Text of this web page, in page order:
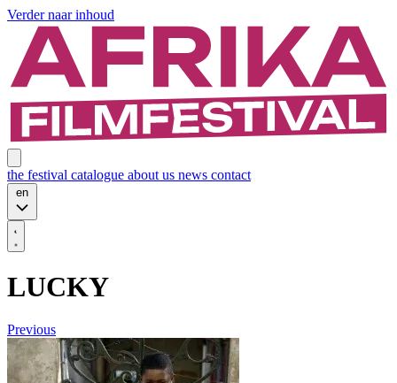
Verder naar inhoud
the festival catalogue about us news contact
en
LUCKY
Previous